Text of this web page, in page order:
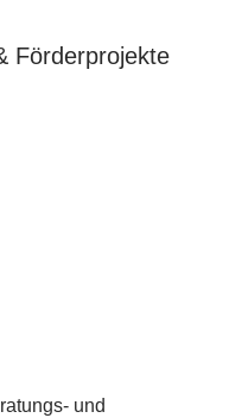
Förderprojekte
und